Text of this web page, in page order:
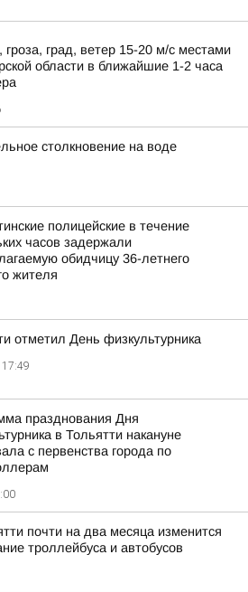
гроза, град, ветер 15-20 м/с местами
области в ближайшие 1-2 часа
столкновение на воде
полицейские в течение
часов задержали
обидчицу 36-летнего
жителя
отметил День физкультурника
17:49
празднования Дня
в Тольятти накануне
с первенства города по
почти на два месяца изменится
троллейбуса и автобусов